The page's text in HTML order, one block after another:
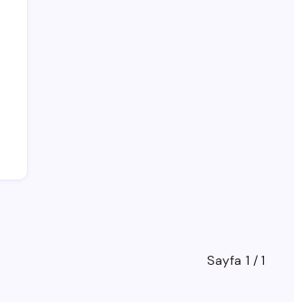
Sayfa 1 / 1